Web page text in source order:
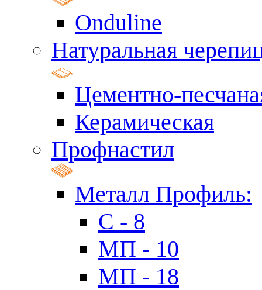
Onduline
Натуральная
Цементно-
Керамическая
Профнастил
Металл Профиль:
C - 8
МП - 10
МП - 18